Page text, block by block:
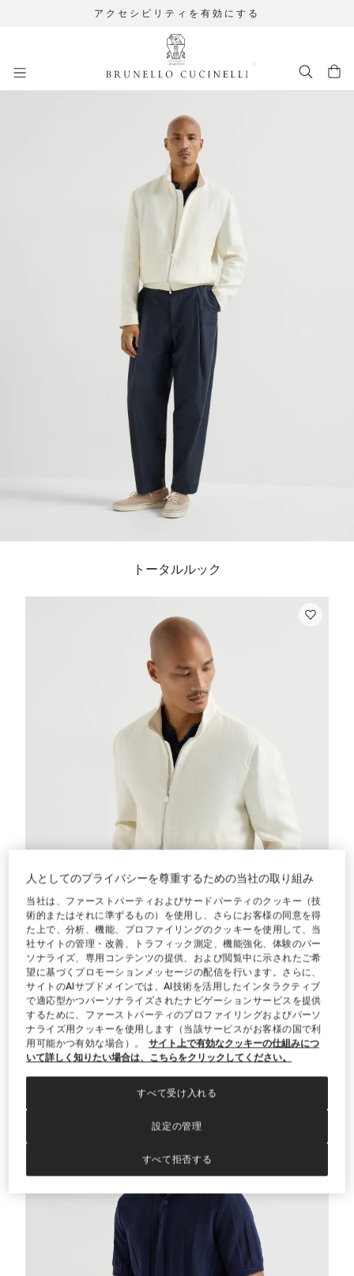
アクセシビリティを有効にする
メインコンテンツに移動します
261MOUTFIT50
トータルルック
スタンドカラー付き ブルゾン オフホワイト
スタンドカラー付き ブルゾン
S$ 5.610,00
2 色
人としてのプライバシーを尊重するための当社の取り組み
当社は、ファーストパーティおよびサードパーティのクッキー（技
術的またはそれに準ずるもの）を使用し、さらにお客様の同意を得
た上で、分析、機能、プロファイリングのクッキーを使用して、当
社サイトの管理・改善、トラフィック測定、機能強化、体験のパー
ソナライズ、専用コンテンツの提供、および閲覧中に示されたご希
望に基づくプロモーションメッセージの配信を行います。さらに、
サイトのAIサブドメインでは、AI技術を活用したインタラクティブ
で適応型かつパーソナライズされたナビゲーションサービスを提供
するために、ファーストパーティのプロファイリングおよびパーソ
ナライズ用クッキーを使用します（当該サービスがお客様の国で利
用可能かつ有効な場合）。
サイト上で有効なクッキーの仕組みにつ
いて詳しく知りたい場合は、こちらをクリックしてください。
設定の管理
すべて拒否する
すべて受け入れる